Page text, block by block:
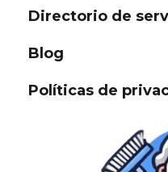
Directorio de
Blog
Políticas de